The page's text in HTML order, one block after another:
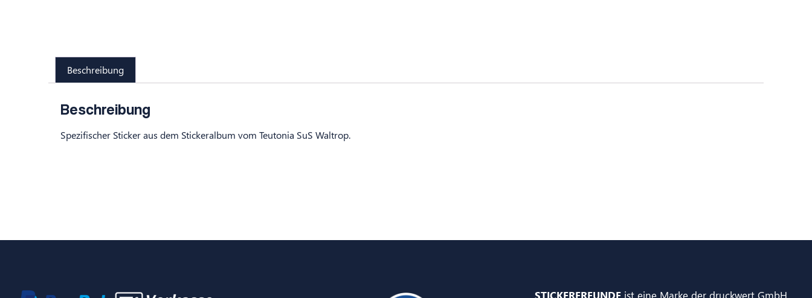
Beschreibung
Beschreibung
Spezifischer Sticker aus dem Stickeralbum vom Teutonia SuS Waltrop.